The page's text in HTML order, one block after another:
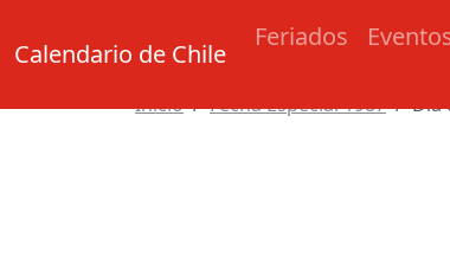
Calendario de Chile
Feriados
Inicio Fecha Especial 1987 Día